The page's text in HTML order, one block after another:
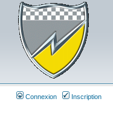
Connexion Inscription